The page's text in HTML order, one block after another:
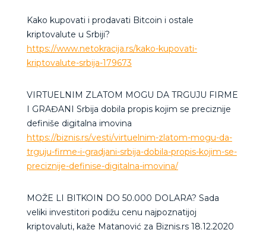
Kako kupovati i prodavati Bitcoin i ostale
kriptovalute u Srbiji?
https://www.netokracija.rs/kako-kupovati-
kriptovalute-srbija-179673
VIRTUELNIM ZLATOM MOGU DA TRGUJU FIRME
I GRAĐANI Srbija dobila propis kojim se preciznije
definiše digitalna imovina
https://biznis.rs/vesti/virtuelnim-zlatom-mogu-da-
trguju-firme-i-gradjani-srbija-dobila-propis-kojim-se-
preciznije-definise-digitalna-imovina/
MOŽE LI BITKOIN DO 50.000 DOLARA? Sada
veliki investitori podižu cenu najpoznatijoj
kriptovaluti, kaže Matanović za Biznis.rs 18.12.2020